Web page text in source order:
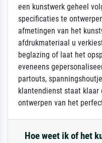
een kunstwerk geheel
specificaties te
afmetingen van het
afdrukmateriaal u
beglazing of laat het
eveneens
partouts,
klantendienst staat
ontwerpen van het
Hoe weet ik of het